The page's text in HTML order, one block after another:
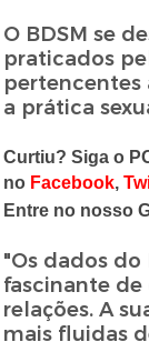
O BDSM se
praticados
pertencentes
a prática
Curtiu? Siga o
no Facebook,
Entre no nosso
"Os dados
fascinante de
relações. A
mais fluidas